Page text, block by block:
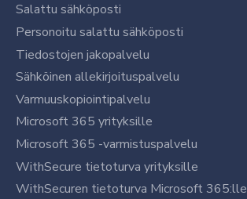
Salattu sähköposti
Personoitu salattu sähköposti
Tiedostojen jakopalvelu
Sähköinen allekirjoituspalvelu
Varmuuskopiointipalvelu
Microsoft 365 yrityksille
Microsoft 365 -varmistuspalvelu
WithSecure tietoturva yrityksille
WithSecuren tietoturva Microsoft 365:lle